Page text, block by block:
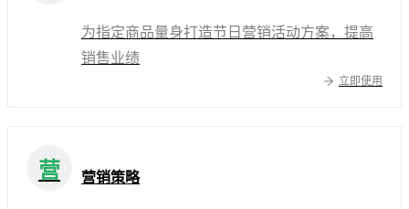
为指定商品量身打造节日营销活动方案，提高
销售业绩
立即使用
营 营销策略